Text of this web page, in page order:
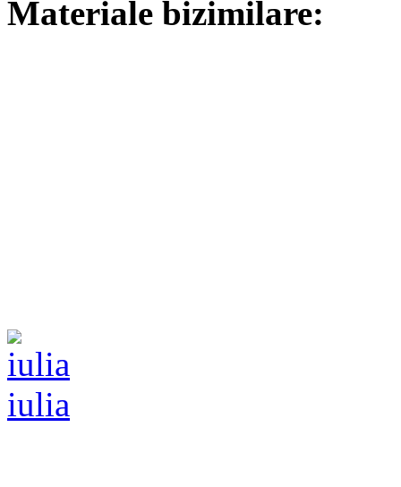
Materiale bizimilare:
iulia